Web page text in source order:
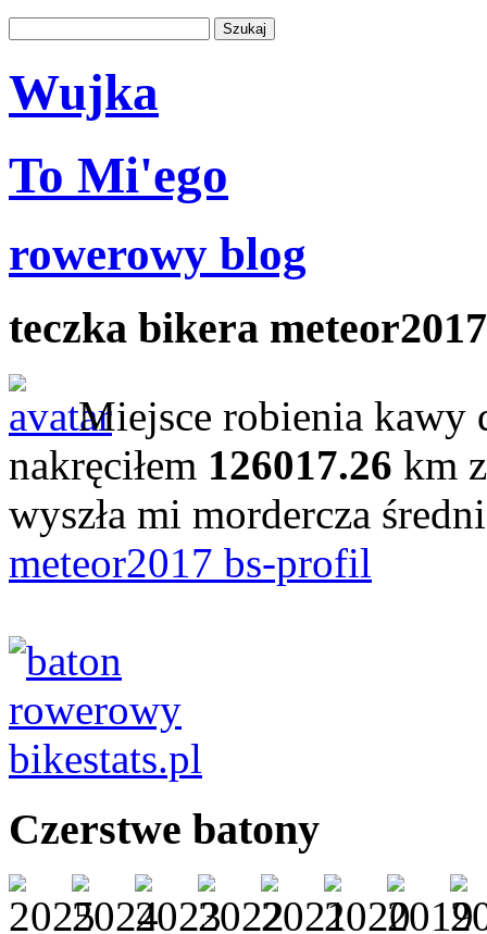
Wujka
To Mi'ego
rowerowy blog
teczka bikera meteor2017
Miejsce robienia kawy
nakręciłem 126017.26 km
wyszła mi mordercza
meteor2017 bs-profil
Czerstwe batony